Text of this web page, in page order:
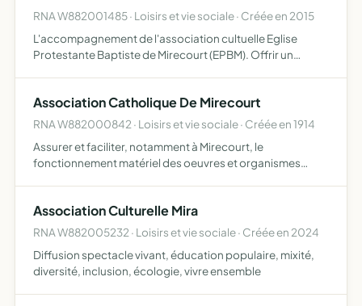
RNA W882001485 · Loisirs et vie sociale · Créée en 2015
L'accompagnement de l'association cultuelle Eglise
Protestante Baptiste de Mirecourt (EPBM). Offrir un
d'appor…
Association Catholique De Mirecourt
RNA W882000842 · Loisirs et vie sociale · Créée en 1914
Assurer et faciliter, notamment à Mirecourt, le
fonctionnement matériel des oeuvres et organismes
Association Culturelle Mira
RNA W882005232 · Loisirs et vie sociale · Créée en 2024
Diffusion spectacle vivant, éducation populaire, mixité,
diversité, inclusion, écologie, vivre ensemble